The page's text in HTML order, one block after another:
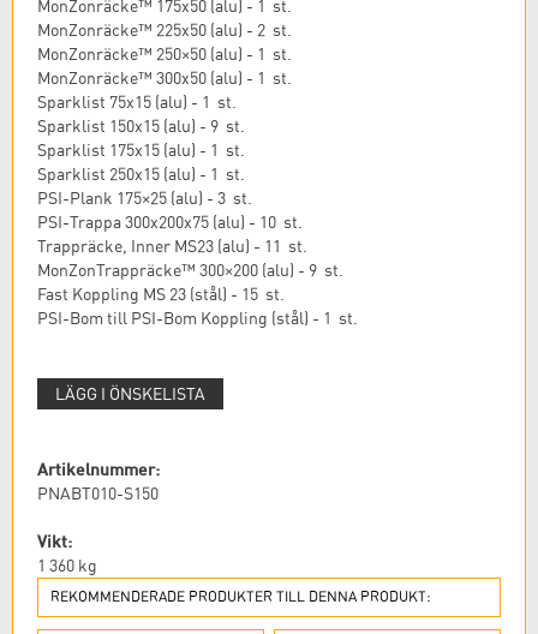
MonZonräcke™ 175x50 (alu) - 1 st.
MonZonräcke™ 225x50 (alu) - 2 st.
MonZonräcke™ 250×50 (alu) - 1 st.
MonZonräcke™ 300x50 (alu) - 1 st.
Sparklist 75x15 (alu) - 1 st.
Sparklist 150x15 (alu) - 9 st.
Sparklist 175x15 (alu) - 1 st.
Sparklist 250x15 (alu) - 1 st.
PSI-Plank 175×25 (alu) - 3 st.
PSI-Trappa 300x200x75 (alu) - 10 st.
Trappräcke, Inner MS23 (alu) - 11 st.
MonZonTrappräcke™ 300×200 (alu) - 9 st.
Fast Koppling MS 23 (stål) - 15 st.
PSI-Bom till PSI-Bom Koppling (stål) - 1 st.
LÄGG I ÖNSKELISTA
Artikelnummer:
PNABT010-S150
Vikt:
1 360 kg
REKOMMENDERADE PRODUKTER TILL DENNA PRODUKT: